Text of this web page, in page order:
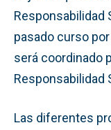
Responsabilidad
pasado curso
será coordinado
Responsabilidad
Las diferentes